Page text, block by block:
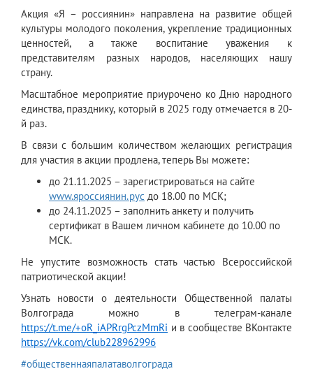
Акция «Я – россиянин» направлена на развитие общей
культуры молодого поколения, укрепление традиционных
ценностей, а также воспитание уважения к
представителям разных народов, населяющих нашу
страну.
Масштабное мероприятие приурочено ко Дню народного
единства, празднику, который в 2025 году отмечается в 20-
й раз.
В связи с большим количеством желающих регистрация
для участия в акции продлена, теперь Вы можете:
до 21.11.2025 – зарегистрироваться на сайте
www.яроссиянин.рус до 18.00 по МСК;
до 24.11.2025 – заполнить анкету и получить
сертификат в Вашем личном кабинете до 10.00 по
МСК.
Не упустите возможность стать частью Всероссийской
патриотической акции!
Узнать новости о деятельности Общественной палаты
Волгограда можно в телеграм-канале
https://t.me/+oR_iAPRrgPczMmRi и в сообществе ВКонтакте
https://vk.com/club228962996
#общественнаяпалатаволгограда